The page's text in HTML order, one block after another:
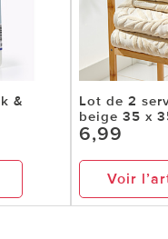
&
Lot de 2
beige 35 x
6,99
Voir